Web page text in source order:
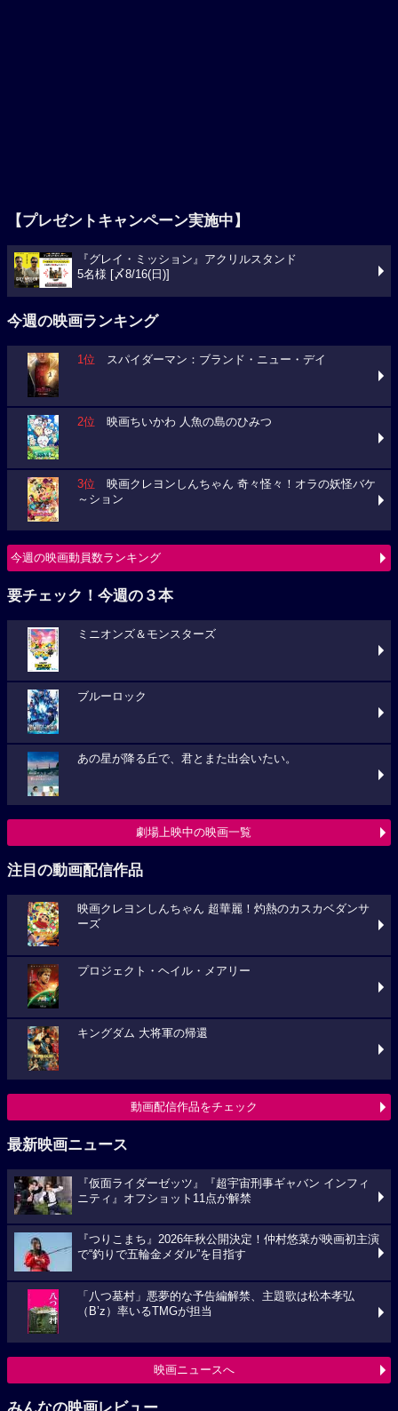
【プレゼントキャンペーン実施中】
『グレイ・ミッション』アクリルスタンド
5名様 [〆8/16(日)]
今週の映画ランキング
1位 スパイダーマン：ブランド・ニュー・デイ
2位 映画ちいかわ 人魚の島のひみつ
3位 映画クレヨンしんちゃん 奇々怪々！オラの妖怪バケ
～ション
今週の映画動員数ランキング
要チェック！今週の３本
ミニオンズ＆モンスターズ
ブルーロック
あの星が降る丘で、君とまた出会いたい。
劇場上映中の映画一覧
注目の動画配信作品
映画クレヨンしんちゃん 超華麗！灼熱のカスカベダンサ
ーズ
プロジェクト・ヘイル・メアリー
キングダム 大将軍の帰還
動画配信作品をチェック
最新映画ニュース
『仮面ライダーゼッツ』『超宇宙刑事ギャバン インフィ
ニティ』オフショット11点が解禁
『つりこまち』2026年秋公開決定！仲村悠菜が映画初主演
で“釣りで五輪金メダル”を目指す
「八つ墓村」悪夢的な予告編解禁、主題歌は松本孝弘
（B’z）率いるTMGが担当
映画ニュースへ